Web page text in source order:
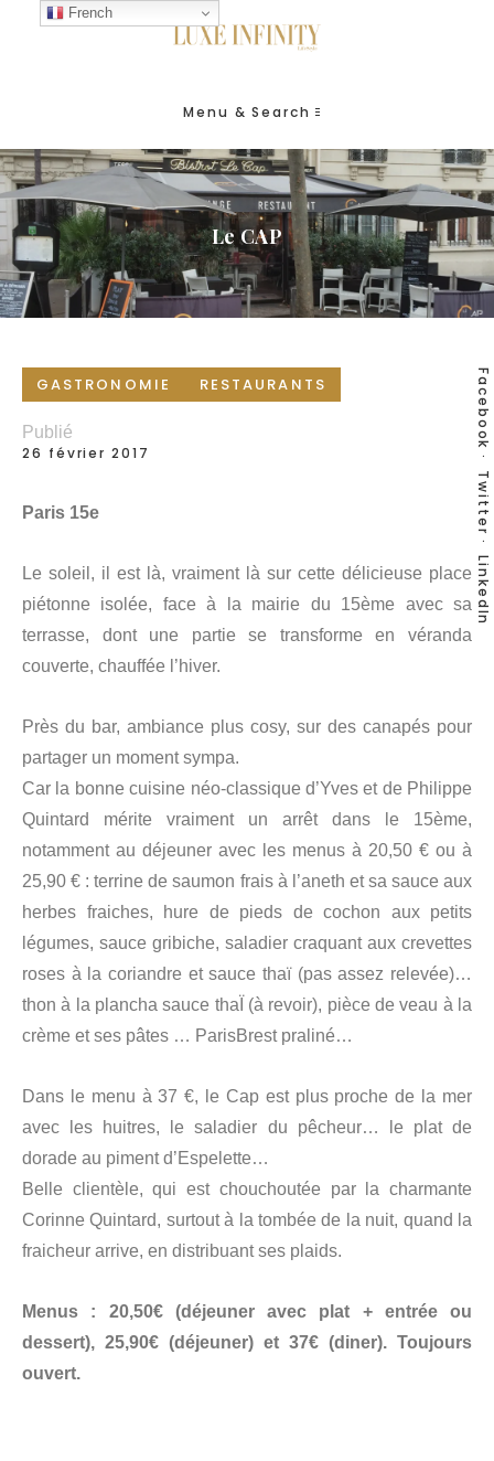
Menu & Search
Le CAP
Facebook
Twitter
LinkedIn
GASTRONOMIE RESTAURANTS
Publié
26 février 2017
Paris 15e
Le soleil, il est là, vraiment là sur cette délicieuse place
piétonne isolée, face à la mairie du 15ème avec sa
terrasse, dont une partie se transforme en véranda
couverte, chauffée l’hiver.
Près du bar, ambiance plus cosy, sur des canapés pour
partager un moment sympa.
Car la bonne cuisine néo-classique d’Yves et de Philippe
Quintard mérite vraiment un arrêt dans le 15ème,
notamment au déjeuner avec les menus à 20,50 € ou à
25,90 € : terrine de saumon frais à l’aneth et sa sauce aux
herbes fraiches, hure de pieds de cochon aux petits
légumes, sauce gribiche, saladier craquant aux crevettes
roses à la coriandre et sauce thaï (pas assez relevée)…
thon à la plancha sauce thaÏ (à revoir), pièce de veau à la
crème et ses pâtes … ParisBrest praliné…
Dans le menu à 37 €, le Cap est plus proche de la mer
avec les huitres, le saladier du pêcheur… le plat de
dorade au piment d’Espelette…
Belle clientèle, qui est chouchoutée par la charmante
Corinne Quintard, surtout à la tombée de la nuit, quand la
fraicheur arrive, en distribuant ses plaids.
Menus : 20,50€ (déjeuner avec plat + entrée ou
dessert), 25,90€ (déjeuner) et 37€ (diner). Toujours
ouvert.
French